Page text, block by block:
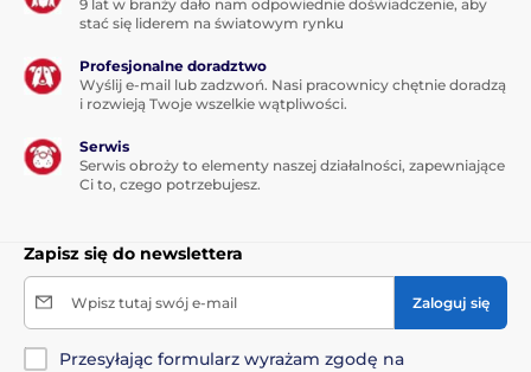
Produkt znajduje się w kategoriach
Legowiska, budy i torby Legowiska
Dla malych psów Dla średnich psów
Dla dużych psów
9 lat w branży dało nam odpowiednie doświadczenie, aby
stać się liderem na światowym rynku
Profesjonalne doradztwo
Wyślij e-mail lub zadzwoń. Nasi pracownicy chętnie doradzą
i rozwieją Twoje wszelkie wątpliwości.
Serwis
Serwis obroży to elementy naszej działalności, zapewniające
Ci to, czego potrzebujesz.
Zapisz się do newslettera
Wpisz tutaj swój e-mail Zaloguj się
Przesyłając formularz wyrażam zgodę na